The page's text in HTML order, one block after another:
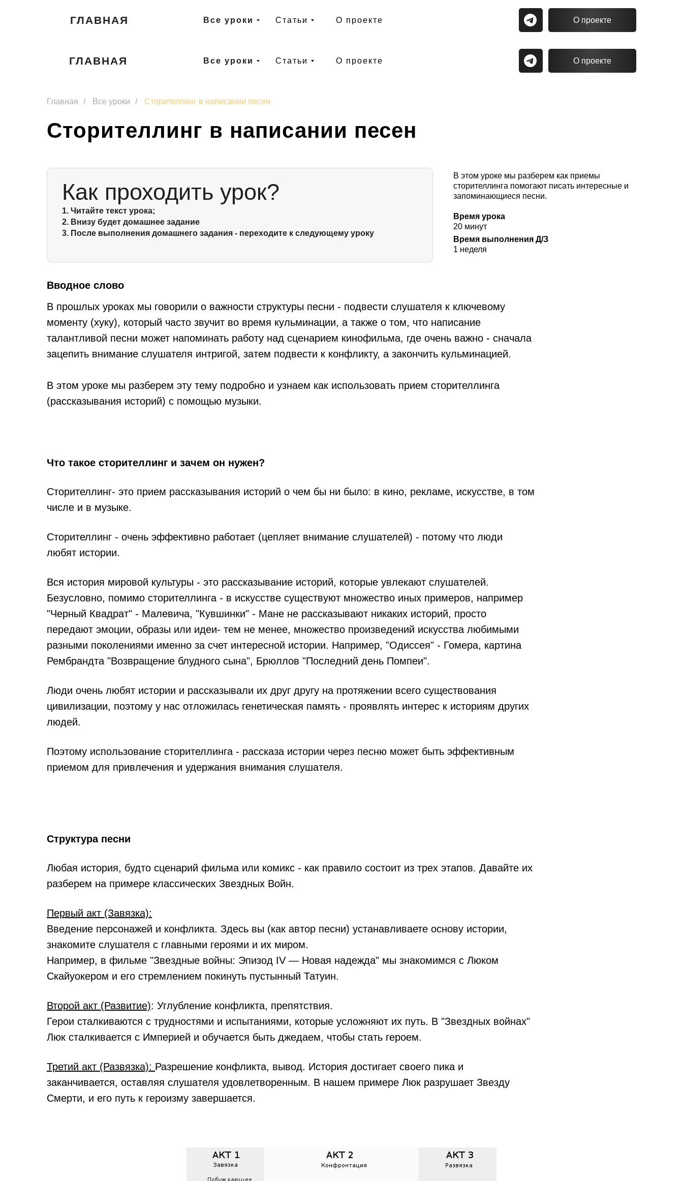
О проекте
О проекте
Статьи
Все уроки
ГЛАВНАЯ
О проекте
О проекте
Статьи
Все уроки
ГЛАВНАЯ
Главная / Все уроки / Сторителлинг в написании песен
Сторителлинг в написании песен
Как проходить урок?
Время выполнения Д/З
1 неделя
Время урока
20 минут
В этом уроке мы разберем как приемы
сторителлинга помогают писать интересные и
запоминающиеся песни.
3. После выполнения домашнего задания - переходите к следующему уроку
2. Внизу будет домашнее задание
1. Читайте текст урока;
Вводное слово
В прошлых уроках мы говорили о важности структуры песни - подвести слушателя к ключевому
моменту (хуку), который часто звучит во время кульминации, а также о том, что написание
талантливой песни может напоминать работу над сценарием кинофильма, где очень важно - сначала
зацепить внимание слушателя интригой, затем подвести к конфликту, а закончить кульминацией.
В этом уроке мы разберем эту тему подробно и узнаем как использовать прием сторителлинга
(рассказывания историй) с помощью музыки.
Что такое сторителлинг и зачем он нужен?
Сторителлинг- это прием рассказывания историй о чем бы ни было: в кино, рекламе, искусстве, в том
числе и в музыке.
Сторителлинг - очень эффективно работает (цепляет внимание слушателей) - потому что люди
любят истории.
Вся история мировой культуры - это рассказывание историй, которые увлекают слушателей.
Безусловно, помимо сторителлинга - в искусстве существуют множество иных примеров, например
"Черный Квадрат" - Малевича, "Кувшинки" - Мане не рассказывают никаких историй, просто
передают эмоции, образы или идеи- тем не менее, множество произведений искусства любимыми
разными поколениями именно за счет интересной истории. Например, "Одиссея" - Гомера, картина
Рембрандта "Возвращение блудного сына", Брюллов "Последний день Помпеи".
Люди очень любят истории и рассказывали их друг другу на протяжении всего существования
цивилизации, поэтому у нас отложилась генетическая память - проявлять интерес к историям других
людей.
Поэтому использование сторителлинга - рассказа истории через песню может быть эффективным
приемом для привлечения и удержания внимания слушателя.
Структура песни
Любая история, будто сценарий фильма или комикс - как правило состоит из трех этапов. Давайте их
разберем на примере классических Звездных Войн.
Первый акт (Завязка):
Введение персонажей и конфликта. Здесь вы (как автор песни) устанавливаете основу истории,
знакомите слушателя с главными героями и их миром.
Например, в фильме "Звездные войны: Эпизод IV — Новая надежда" мы знакомимся с Люком
Скайуокером и его стремлением покинуть пустынный Татуин.
Второй акт (Развитие): Углубление конфликта, препятствия.
Герои сталкиваются с трудностями и испытаниями, которые усложняют их путь. В "Звездных войнах"
Люк сталкивается с Империей и обучается быть джедаем, чтобы стать героем.
Третий акт (Развязка): Разрешение конфликта, вывод. История достигает своего пика и
заканчивается, оставляя слушателя удовлетворенным. В нашем примере Люк разрушает Звезду
Смерти, и его путь к героизму завершается.